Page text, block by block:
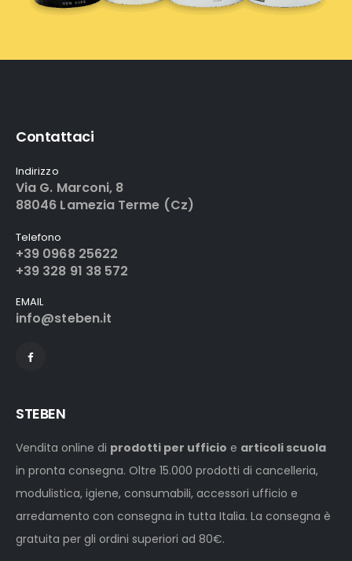
Contattaci
Indirizzo
Via G. Marconi, 8
88046 Lamezia Terme (Cz)
Telefono
+39 0968 25622
+39 328 91 38 572
EMAIL
info@steben.it
STEBEN
Vendita online di prodotti per ufficio e articoli scuola
in pronta consegna. Oltre 15.000 prodotti di cancelleria,
modulistica, igiene, consumabili, accessori ufficio e
arredamento con consegna in tutta Italia. La consegna è
gratuita per gli ordini superiori ad 80€.